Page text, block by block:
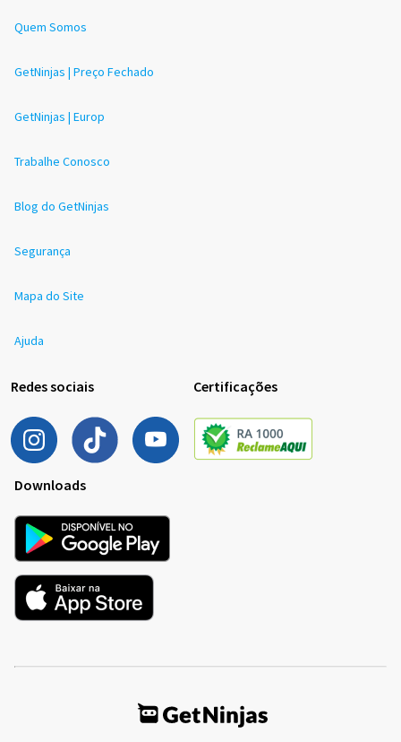
Quem Somos
GetNinjas | Preço Fechado
GetNinjas | Europ
Trabalhe Conosco
Blog do GetNinjas
Segurança
Mapa do Site
Ajuda
Redes sociais Certificações
Downloads